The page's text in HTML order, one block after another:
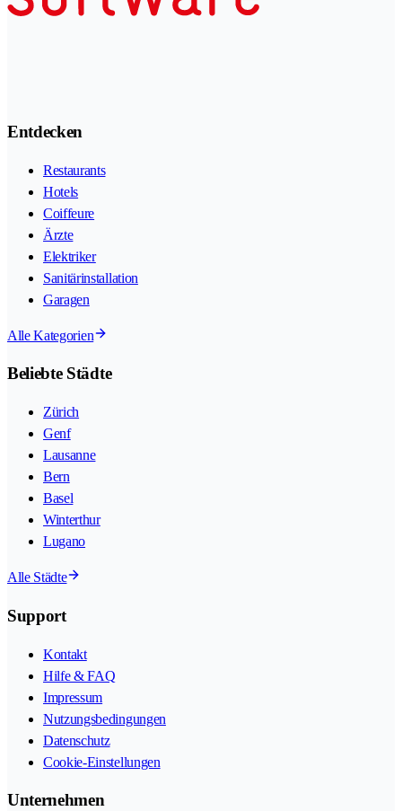
Entdecken
Restaurants
Hotels
Coiffeure
Ärzte
Elektriker
Sanitärinstallation
Garagen
Alle Kategorien
Beliebte Städte
Zürich
Genf
Lausanne
Bern
Basel
Winterthur
Lugano
Alle Städte
Support
Kontakt
Hilfe & FAQ
Impressum
Nutzungsbedingungen
Datenschutz
Cookie-Einstellungen
Unternehmen